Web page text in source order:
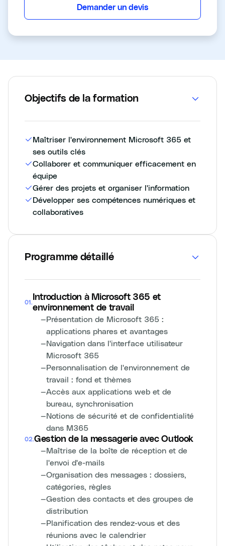
Demander un devis
Objectifs de la formation
Maîtriser l'environnement Microsoft 365 et
ses outils clés
Collaborer et communiquer efficacement en
équipe
Gérer des projets et organiser l'information
Développer ses compétences numériques et
collaboratives
Programme détaillé
01 .
Introduction à Microsoft 365 et
environnement de travail
—Présentation de Microsoft 365 :
applications phares et avantages
—Navigation dans l'interface utilisateur
Microsoft 365
—Personnalisation de l'environnement de
travail : fond et thèmes
—Accès aux applications web et de
bureau, synchronisation
—Notions de sécurité et de confidentialité
dans M365
02.Gestion de la messagerie avec Outlook
—Maîtrise de la boîte de réception et de
l'envoi d'e-mails
—Organisation des messages : dossiers,
catégories, règles
—Gestion des contacts et des groupes de
distribution
—Planification des rendez-vous et des
réunions avec le calendrier